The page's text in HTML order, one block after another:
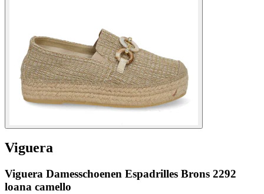
Viguera
Viguera Damesschoenen Espadrilles Brons 2292
loana camello